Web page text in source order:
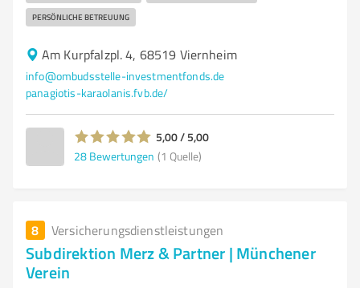
PERSÖNLICHE BETREUUNG
Am Kurpfalzpl. 4, 68519 Viernheim
info@ombudsstelle-investmentfonds.de
panagiotis-karaolanis.fvb.de/
5,00 / 5,00
28 Bewertungen (1 Quelle)
8 Versicherungsdienstleistungen
Subdirektion Merz & Partner | Münchener
Verein